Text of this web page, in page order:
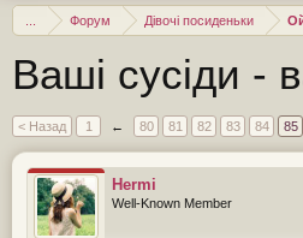
Форум Дівочі посиденьки
Ваші сусіди -
< Назад 1 ← 80 81 82 83 84 85
Hermi
Well-Known Member